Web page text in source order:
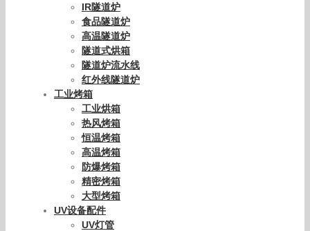
IR隧道炉
食品隧道炉
高温隧道炉
隧道式烘箱
隧道炉流水线
红外线隧道炉
工业烤箱
工业烘箱
热风烤箱
恒温烤箱
高温烤箱
防爆烤箱
精密烤箱
大型烤箱
UV设备配件
UV灯管